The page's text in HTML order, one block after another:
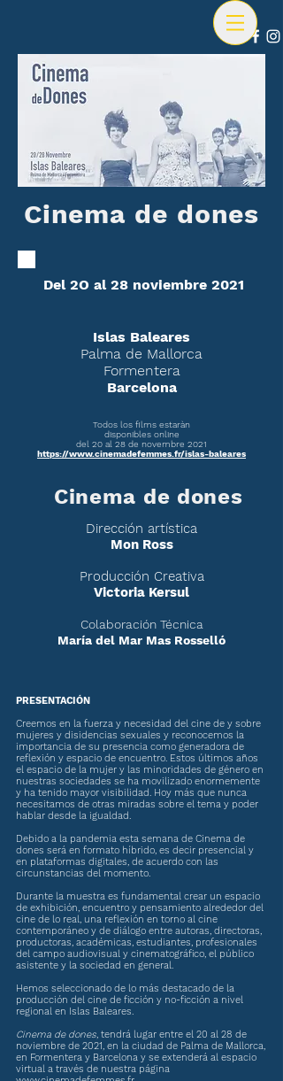
Cinema de dones
Del 2O al 28 noviembre 2021
Islas Baleares
Palma de Mallorca
Formentera
Barcelona
Todos los films estaràn
disponibles online
del 20 al 28 de novembre 2021
https://www.cinemadefemmes.fr/islas-baleares
Cinema de dones
Dirección artística
Mon Ross
Producción Creativa
Victoria Kersul
Colaboración Técnica
María del Mar Mas Rosselló
PRESENTACIÓN
Creemos en la fuerza y necesidad del cine de y sobre
mujeres y disidencias sexuales y reconocemos la
importancia de su presencia como generadora de
reflexión y espacio de encuentro. Estos últimos años
el espacio de la mujer y las minoridades de género en
nuestras sociedades se ha movilizado enormemente
y ha tenido mayor visibilidad. Hoy más que nunca
necesitamos de otras miradas sobre el tema y poder
hablar desde la igualdad.
Debido a la pandemia esta semana de Cinema de
dones será en formato híbrido, es decir presencial y
en plataformas digitales, de acuerdo con las
circunstancias del momento.
Durante la muestra es fundamental crear un espacio
de exhibición, encuentro y pensamiento alrededor del
cine de lo real, una reflexión en torno al cine
contemporáneo y de diálogo entre autoras, directoras,
productoras, académicas, estudiantes, profesionales
del campo audiovisual y cinematográfico, el público
asistente y la sociedad en general.
Hemos seleccionado de lo más destacado de la
producción del cine de ficción y no-ficción a nivel
regional en Islas Baleares.
Cinema de dones, tendrá lugar entre el 20 al 28 de
noviembre de 2021, en la ciudad de Palma de Mallorca,
en Formentera y Barcelona y se extenderá al espacio
virtual a través de nuestra página